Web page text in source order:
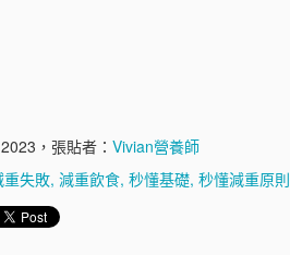
，張貼者： Vivian營養師
重失敗 減重飲食 秒懂基礎 秒懂減重原則